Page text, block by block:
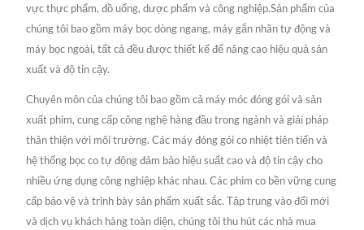
vực thực phẩm, đồ uống, dược phẩm và công nghiệp.Sản phẩm của
chúng tôi bao gồm máy bọc dòng ngang, máy gắn nhãn tự động và
máy bọc ngoài, tất cả đều được thiết kế để nâng cao hiệu quả sản
xuất và độ tin cậy.
Chuyên môn của chúng tôi bao gồm cả máy móc đóng gói và sản
xuất phim, cung cấp công nghệ hàng đầu trong ngành và giải pháp
thân thiện với môi trường. Các máy đóng gói co nhiệt tiên tiến và
hệ thống bọc co tự động đảm bảo hiệu suất cao và độ tin cậy cho
nhiều ứng dụng công nghiệp khác nhau. Các phim co bền vững cung
cấp bảo vệ và trình bày sản phẩm xuất sắc. Tập trung vào đổi mới
và dịch vụ khách hàng toàn diện, chúng tôi thu hút các nhà mua